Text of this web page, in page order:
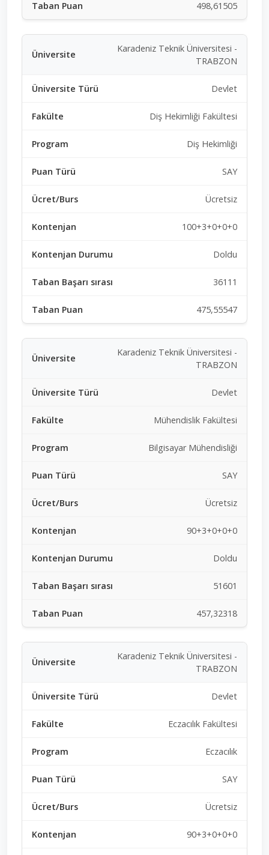
498,61505
Karadeniz Teknik Üniversitesi -
TRABZON
Devlet
Diş Hekimliği Fakültesi
Diş Hekimliği
SAY
Ücretsiz
100+3+0+0+0
Doldu
36111
475,55547
Karadeniz Teknik Üniversitesi -
TRABZON
Devlet
Mühendislik Fakültesi
Bilgisayar Mühendisliği
SAY
Ücretsiz
90+3+0+0+0
Doldu
51601
457,32318
Karadeniz Teknik Üniversitesi -
TRABZON
Devlet
Eczacılık Fakültesi
Eczacılık
SAY
Ücretsiz
90+3+0+0+0